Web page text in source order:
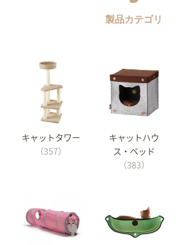
製品カテゴリ
キャットタワー
（357）
キャットハウ
ス・ベッド
（383）